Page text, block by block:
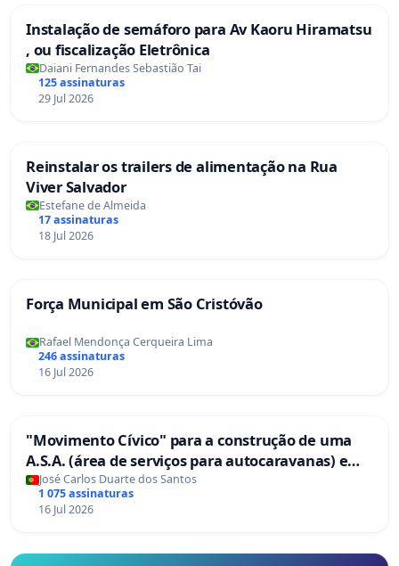
Instalação de semáforo para Av Kaoru Hiramatsu
, ou fiscalização Eletrônica
Daiani Fernandes Sebastião Tai
125 assinaturas
29 Jul 2026
Reinstalar os trailers de alimentação na Rua
Viver Salvador
Estefane de Almeida
17 assinaturas
18 Jul 2026
Força Municipal em São Cristóvão
Rafael Mendonça Cerqueira Lima
246 assinaturas
16 Jul 2026
"Movimento Cívico" para a construção de uma
A.S.A. (área de serviços para autocaravanas) em
Coimbra
José Carlos Duarte dos Santos
1 075 assinaturas
16 Jul 2026